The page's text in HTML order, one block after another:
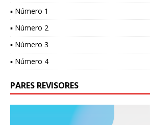
▪ Número 1
▪ Número 2
▪ Número 3
▪ Número 4
PARES REVISORES